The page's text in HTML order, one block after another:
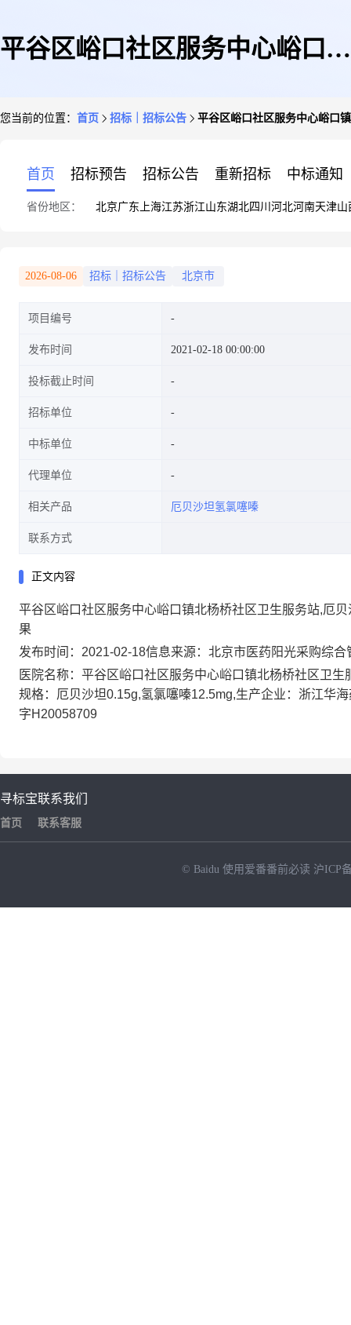
平谷区峪口社区服务中心峪口镇
0.15g,氢氯噻嗪12.5mg)采购结果
您当前的位置： 首页 招标｜招标公告 平谷区峪口社区服务中心峪口
首页 招标预告 招标公告 重新招标 中标通知
省份地区： 北京广东 上海江苏浙江山东湖北四川 河北河南天津山
2026-08-06 招标｜招标公告 北京市
项目编号
发布时间 2021-02-18 00:00:00
投标截止时间
招标单位
中标单位
代理单位
相关产品 厄贝沙坦氢氯噻嗪
联系方式
正文内容
平谷区峪口社区服务中心峪口镇北杨桥社区卫生服务站,厄
果
发布时间：2021-02-18信息来源： 北京市医药阳光采购综合
医院名称：平谷区峪口社区服务中心峪口镇北杨桥社区卫
规格：厄贝沙坦0.15g,氢氯噻嗪12.5mg,生产企业：浙江华
字H20058709
寻标宝
首页
联系我们
联系客服
© Baidu 使用爱番番前必读 沪ICP